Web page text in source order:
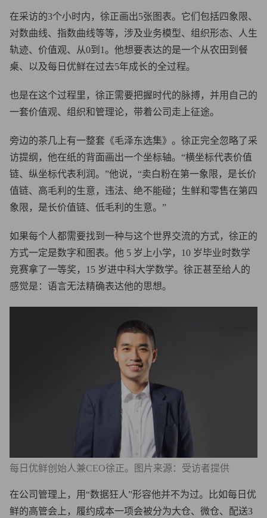
在采访的3个小时内，徐正画出5张图表。它们包括四象限、
对数曲线、指数曲线等等，涉及业务模型、组织形态、人生
轨迹、价值观、从0到1。他想要表达的是一个从农田到餐
桌、以及每日优鲜在过去5年成长的全过程。
也是在这个过程里，徐正需要把握时代的脉搏，并用自己的
一套价值观、组织和管理论，带着公司走上征途。
旁边的茶几上有一整套《毛泽东选集》。徐正完全忽略了采
访提纲，他在纸的背面画出一个坐标轴。“横坐标代表价值
链、纵坐标代表利润。”他说，“卖白粉在第一象限，是长价
值链、高毛利的生意，违法、绝不能碰；生鲜和零售在第四
象限，是长价值链、低毛利的生意。”
如果每个人都需要找到一种与这个世界交流的方式，徐正的
方式一定是数字和图表。他 5 岁上小学，10 岁毕业时数学
竞赛拿了一等奖，15 岁进中科大学数学。徐正甚至给人的
感觉是：语言无法精确表达他的思想。
每日优鲜创始人兼CEO徐正。图片来源：受访者提供
在公司管理上，用“数据狂人”形容他并不为过。比如每日优
鲜的高管会上，履约成本一项会被分为大仓、微仓、配送3